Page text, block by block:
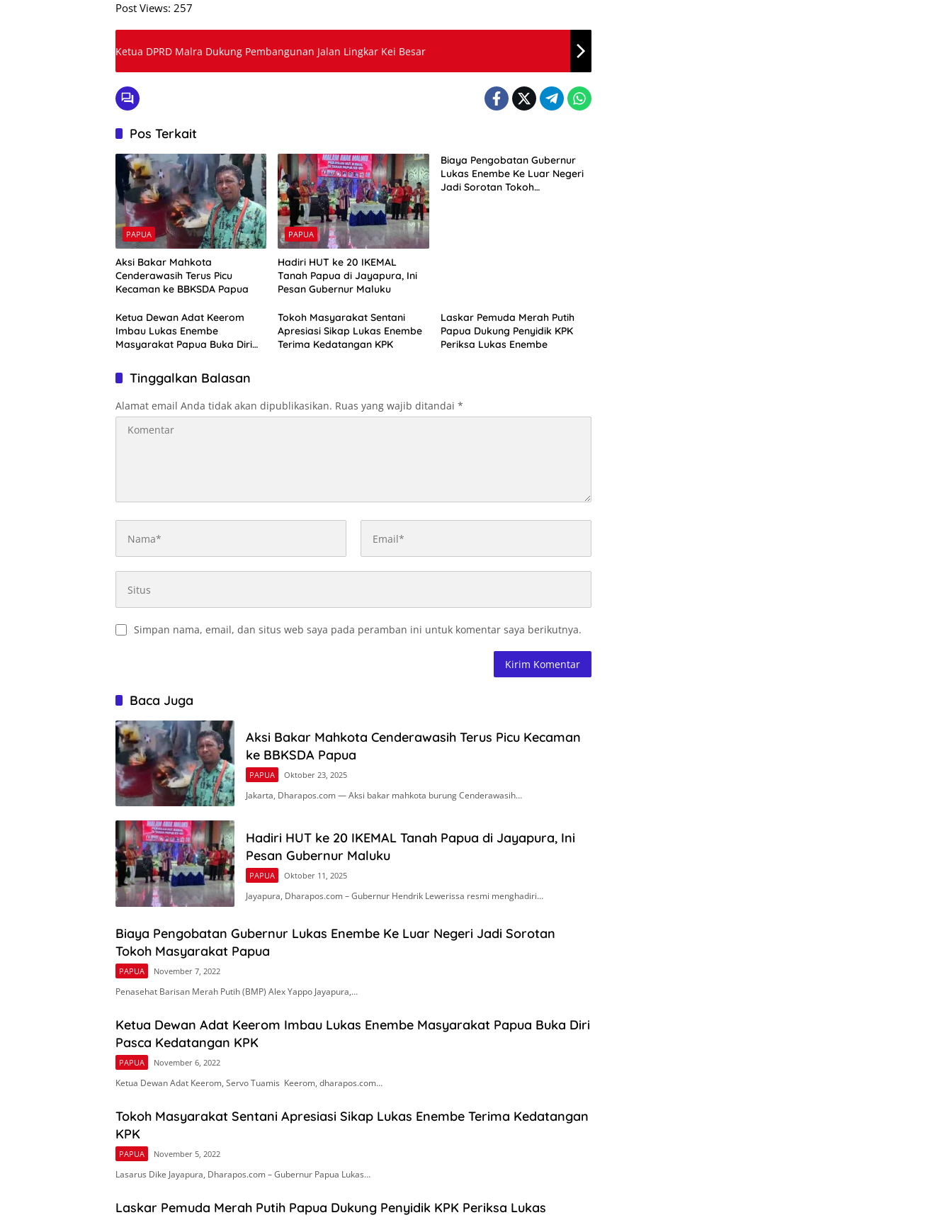
Post Views: 257
Ketua DPRD Malra Dukung Pembangunan Jalan Lingkar Kei Besar
Pos Terkait
PAPUA
Aksi Bakar Mahkota
Cenderawasih Terus Picu
Kecaman ke BBKSDA Papua
PAPUA
Hadiri HUT ke 20 IKEMAL
Tanah Papua di Jayapura, Ini
Pesan Gubernur Maluku
Biaya Pengobatan Gubernur
Lukas Enembe Ke Luar Negeri
Jadi Sorotan Tokoh
Ketua Dewan Adat Keerom
Imbau Lukas Enembe
Masyarakat Papua Buka Diri
Tokoh Masyarakat Sentani
Apresiasi Sikap Lukas Enembe
Terima Kedatangan KPK
Laskar Pemuda Merah Putih
Papua Dukung Penyidik KPK
Periksa Lukas Enembe
Tinggalkan Balasan
Alamat email Anda tidak akan dipublikasikan. Ruas yang wajib ditandai *
Simpan nama, email, dan situs web saya pada peramban ini untuk komentar saya berikutnya.
Baca Juga
Aksi Bakar Mahkota Cenderawasih Terus Picu Kecaman
ke BBKSDA Papua
PAPUA Oktober 23, 2025
Jakarta, Dharapos.com — Aksi bakar mahkota burung Cenderawasih…
Hadiri HUT ke 20 IKEMAL Tanah Papua di Jayapura, Ini
Pesan Gubernur Maluku
PAPUA Oktober 11, 2025
Jayapura, Dharapos.com – Gubernur Hendrik Lewerissa resmi menghadiri…
Biaya Pengobatan Gubernur Lukas Enembe Ke Luar Negeri Jadi Sorotan
Tokoh Masyarakat Papua
PAPUA November 7, 2022
Penasehat Barisan Merah Putih (BMP) Alex Yappo Jayapura,…
Ketua Dewan Adat Keerom Imbau Lukas Enembe Masyarakat Papua Buka Diri
Pasca Kedatangan KPK
PAPUA November 6, 2022
Ketua Dewan Adat Keerom, Servo Tuamis Keerom, dharapos.com…
Tokoh Masyarakat Sentani Apresiasi Sikap Lukas Enembe Terima Kedatangan
KPK
PAPUA November 5, 2022
Lasarus Dike Jayapura, Dharapos.com – Gubernur Papua Lukas…
Laskar Pemuda Merah Putih Papua Dukung Penyidik KPK Periksa Lukas